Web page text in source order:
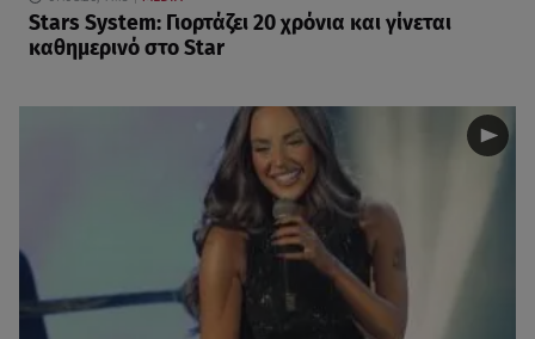
Stars System: Γιορτάζει 20 χρόνια και γίνεται
καθημερινό στο Star